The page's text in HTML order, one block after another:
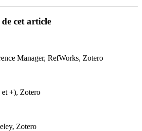
cet article
Manager, RefWorks, Zotero
+), Zotero
Zotero